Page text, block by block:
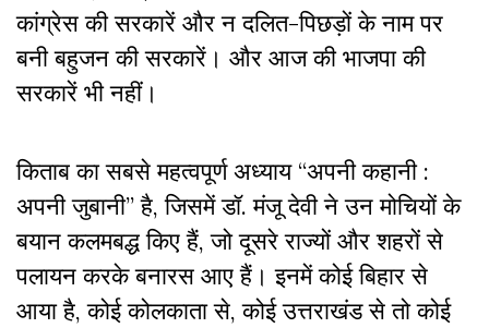
कांग्रेस की सरकारें और न दलित-पिछड़ों के नाम पर
बनी बहुजन की सरकारें। और आज की भाजपा की
सरकारें भी नहीं।
किताब का सबसे महत्वपूर्ण अध्याय “अपनी कहानी :
अपनी जुबानी” है, जिसमें डॉ. मंजू देवी ने उन मोचियों के
बयान कलमबद्ध किए हैं, जो दूसरे राज्यों और शहरों से
पलायन करके बनारस आए हैं। इनमें कोई बिहार से
आया है, कोई कोलकाता से, कोई उत्तराखंड से तो कोई